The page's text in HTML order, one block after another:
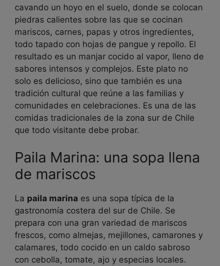
cavando un hoyo en el suelo, donde se colocan
piedras calientes sobre las que se cocinan
mariscos, carnes, papas y otros ingredientes,
todo tapado con hojas de pangue y repollo. El
resultado es un manjar cocido al vapor, lleno de
sabores intensos y complejos. Este plato no
solo es delicioso, sino que también es una
tradición cultural que reúne a las familias y
comunidades en celebraciones. Es una de las
comidas tradicionales de la zona sur de Chile
que todo visitante debe probar.
Paila Marina: una sopa llena
de mariscos
La paila marina es una sopa típica de la
gastronomía costera del sur de Chile. Se
prepara con una gran variedad de mariscos
frescos, como almejas, mejillones, camarones y
calamares, todo cocido en un caldo sabroso
con cebolla, tomate, ajo y especias locales.